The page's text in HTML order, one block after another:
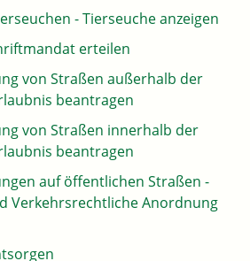
- Tierseuche anzeigen
erteilen
von Straßen außerhalb der
beantragen
von Straßen innerhalb der
beantragen
auf öffentlichen Straßen -
Verkehrsrechtliche Anordnung